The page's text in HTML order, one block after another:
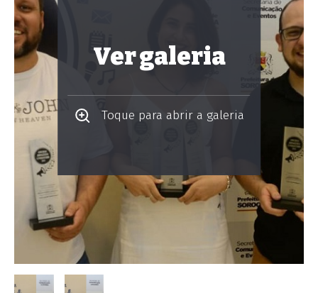
Ver galeria
Toque para abrir a galeria